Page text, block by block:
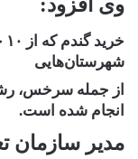
وی افزود:
خرید گندم که از ۱۰
شهرستان‌هایی
از جمله سرخس،
انجام شده است.
مدیر سازمان